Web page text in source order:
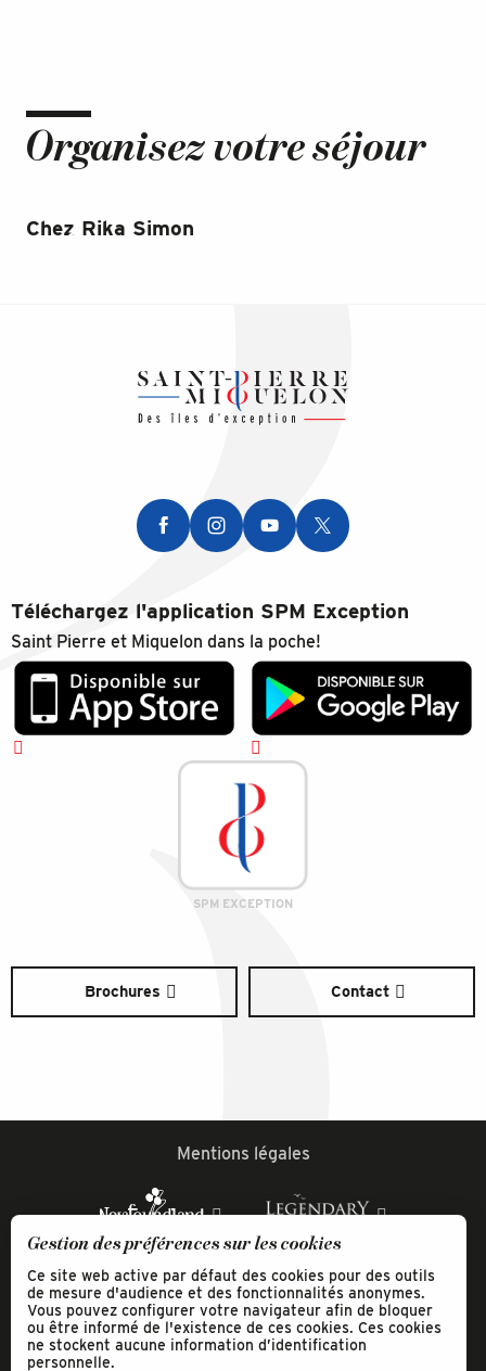
Organisez votre séjour
Chez Rika Simon
Téléchargez l'application SPM Exception
Saint Pierre et Miquelon dans la poche!
SPM EXCEPTION
Brochures Contact
Mentions légales
Gestion des préférences sur les cookies
Ce site web active par défaut des cookies pour des outils
de mesure d'audience et des fonctionnalités anonymes.
Vous pouvez configurer votre navigateur afin de bloquer
ou être informé de l'existence de ces cookies. Ces cookies
ne stockent aucune information d’identification
personnelle.